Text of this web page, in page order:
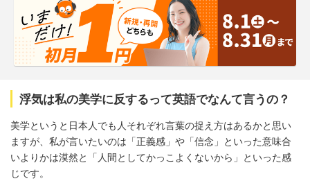
浮気は私の美学に反するって英語でなんて言うの？
美学というと日本人でも人それぞれ言葉の捉え方はあるかと思い
ますが、私が言いたいのは「正義感」や「信念」といった意味合
いよりかは漠然と「人間としてかっこよくないから」といった感
じです。